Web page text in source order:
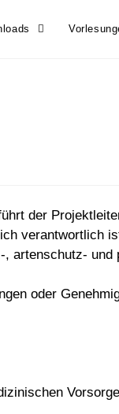
der
verantwortlich
artenschutz-
oder